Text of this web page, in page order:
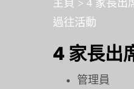
主頁 > 4 家長出
過往活動
4 家長出
管理員